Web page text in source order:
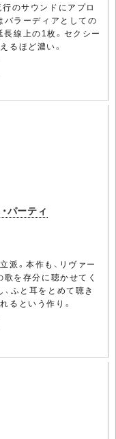
のサウンドにアプロ
バラーディアとしての
線上の1枚。セクシー
るほど濃い。
パーティ
派。本作も、リヴァー
を存分に聴かせてく
ふと耳をとめて聴き
るという作り。